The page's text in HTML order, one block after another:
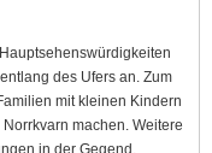
des Ufers an. Zum
mit kleinen Kindern
machen. Weitere
in der Gegend.